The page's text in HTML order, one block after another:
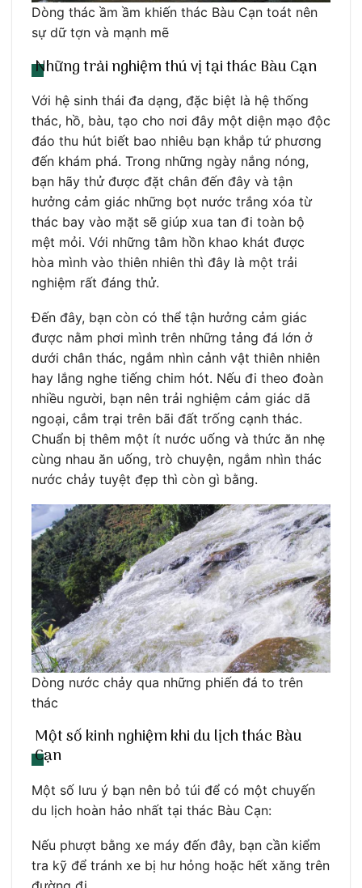
Dòng thác ầm ầm khiến thác Bàu Cạn toát nên
sự dữ tợn và mạnh mẽ
Những trải nghiệm thú vị tại thác Bàu Cạn
Với hệ sinh thái đa dạng, đặc biệt là hệ thống
thác, hồ, bàu, tạo cho nơi đây một diện mạo độc
đáo thu hút biết bao nhiêu bạn khắp tứ phương
đến khám phá. Trong những ngày nắng nóng,
bạn hãy thử được đặt chân đến đây và tận
hưởng cảm giác những bọt nước trắng xóa từ
thác bay vào mặt sẽ giúp xua tan đi toàn bộ
mệt mỏi. Với những tâm hồn khao khát được
hòa mình vào thiên nhiên thì đây là một trải
nghiệm rất đáng thử.
Đến đây, bạn còn có thể tận hưởng cảm giác
được nằm phơi mình trên những tảng đá lớn ở
dưới chân thác, ngắm nhìn cảnh vật thiên nhiên
hay lắng nghe tiếng chim hót. Nếu đi theo đoàn
nhiều người, bạn nên trải nghiệm cảm giác dã
ngoại, cắm trại trên bãi đất trống cạnh thác.
Chuẩn bị thêm một ít nước uống và thức ăn nhẹ
cùng nhau ăn uống, trò chuyện, ngắm nhìn thác
nước chảy tuyệt đẹp thì còn gì bằng.
Dòng nước chảy qua những phiến đá to trên
thác
Một số kinh nghiệm khi du lịch thác Bàu
Cạn
Một số lưu ý bạn nên bỏ túi để có một chuyến
du lịch hoàn hảo nhất tại thác Bàu Cạn:
Nếu phượt bằng xe máy đến đây, bạn cần kiểm
tra kỹ để tránh xe bị hư hỏng hoặc hết xăng trên